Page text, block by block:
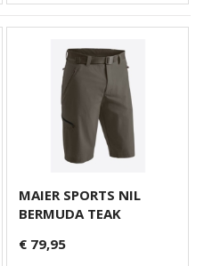
MAIER SPORTS NIL
BERMUDA TEAK
€ 79,95